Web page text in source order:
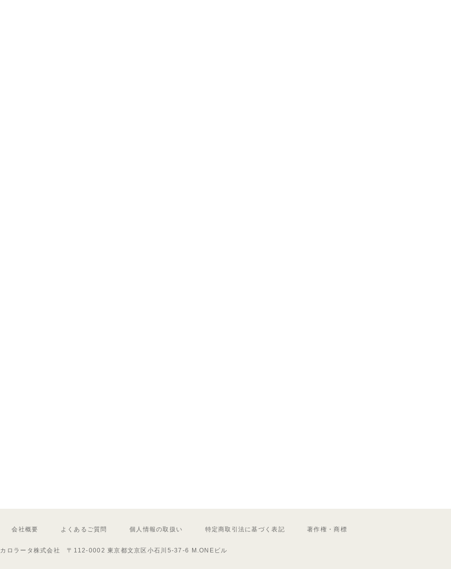
会社概要 よくあるご質問 個人情報の取扱い 特定商取引法に基づく表記 著作権・商標
カロラータ株式会社 〒112-0002 東京都文京区小石川5-37-6 M.ONEビル